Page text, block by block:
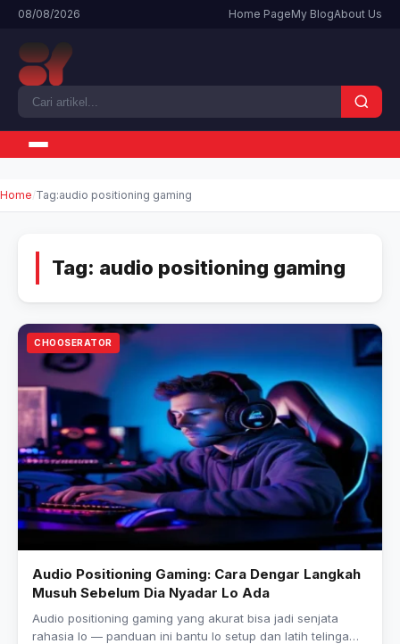
08/08/2026 Home PageMy BlogAbout Us
Home Tag:audio positioning gaming
Tag: audio positioning gaming
CHOOSERATOR
Audio Positioning Gaming: Cara Dengar Langkah
Musuh Sebelum Dia Nyadar Lo Ada
Audio positioning gaming yang akurat bisa jadi senjata
rahasia lo — panduan ini bantu lo setup dan latih telinga